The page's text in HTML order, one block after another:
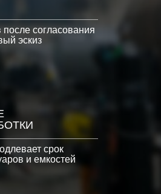
срок
и емкостей
согласования
эскиз